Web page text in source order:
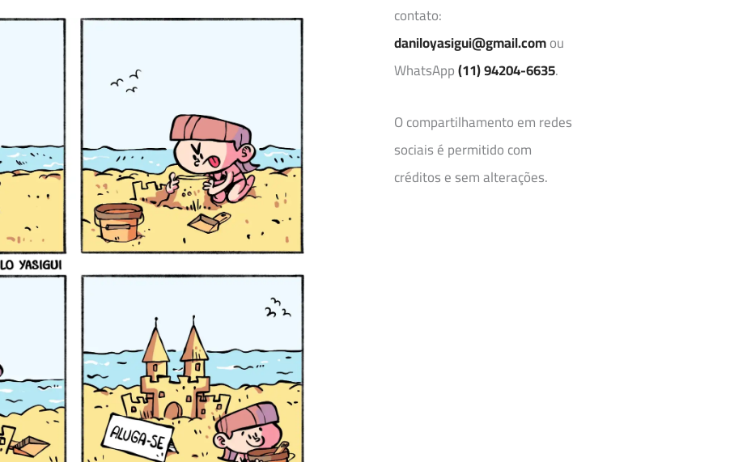
contato:
daniloyasigui@gmail.comou
WhatsApp(11) 94204-6635.
O compartilhamento em redes
sociais é permitido com
créditos e sem alterações.